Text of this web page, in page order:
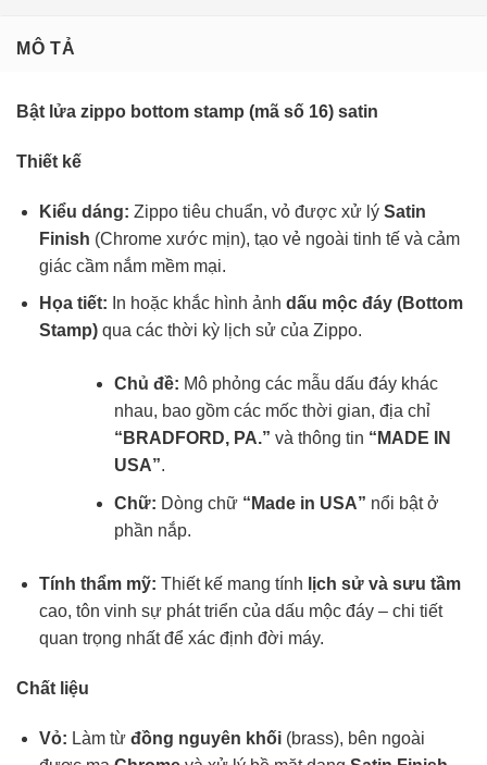
MÔ TẢ
Bật lửa zippo bottom stamp (mã số 16) satin
Thiết kế
Kiểu dáng: Zippo tiêu chuẩn, vỏ được xử lý Satin
Finish (Chrome xước mịn), tạo vẻ ngoài tinh tế và cảm
giác cầm nắm mềm mại.
Họa tiết: In hoặc khắc hình ảnh dấu mộc đáy (Bottom
Stamp)qua các thời kỳ lịch sử của Zippo.
Chủ đề: Mô phỏng các mẫu dấu đáy khác
nhau, bao gồm các mốc thời gian, địa chỉ
“BRADFORD, PA.” và thông tin “MADE IN
USA”.
Chữ: Dòng chữ “Made in USA” nổi bật ở
phần nắp.
Tính thẩm mỹ: Thiết kế mang tính lịch sử và sưu tầm
cao, tôn vinh sự phát triển của dấu mộc đáy – chi tiết
quan trọng nhất để xác định đời máy.
Chất liệu
Vỏ: Làm từ đồng nguyên khối(brass), bên ngoài